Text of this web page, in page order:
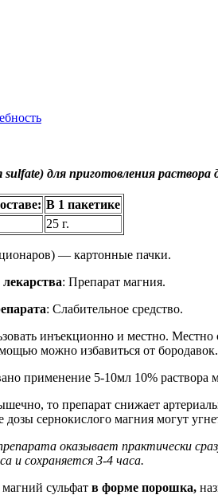
для приготовления раствора
В 1 пакетике
25 г.
— картонные пачки.
: Препарат магния.
: Слабительное средство.
инъекционно и местно.
можно избавиться от бородавок.
то препарат снижает
сернокислого магния могут
оказывает практически
и сохраняется 3-4 часа.
сульфат в форме порошка,